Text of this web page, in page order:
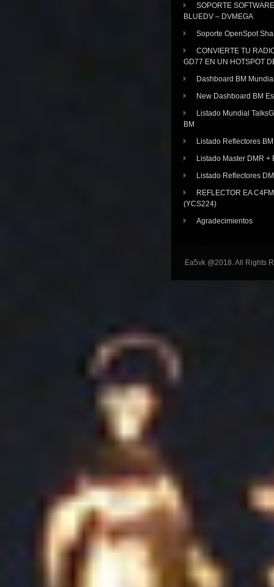
SOPORTE SOFTWARE
BLUEDV – DVMEGA
Soporte OpenSpot
CONVIERTE TU
GD77 EN UN HOTSPOT
Dashboard BM
New Dashboard BM
Listado Mundial
BM
Listado Reflectores BM
Listado Master DMR +
Listado Reflectores
REFLECTOR EA
(YCS224)
Agradecimientos
Ea5vk @2018. All Rights